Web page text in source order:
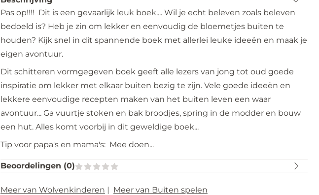
Pas op!!!! Dit is een gevaarlijk leuk boek.... Wil je echt beleven zoals beleven
bedoeld is? Heb je zin om lekker en eenvoudig de bloemetjes buiten te
houden? Kijk snel in dit spannende boek met allerlei leuke ideeën en maak je
eigen avontuur.
Dit schitteren vormgegeven boek geeft alle lezers van jong tot oud goede
inspiratie om lekker met elkaar buiten bezig te zijn. Vele goede ideeën en
lekkere eenvoudige recepten maken van het buiten leven een waar
avontuur... Ga vuurtje stoken en bak broodjes, spring in de modder en bouw
een hut. Alles komt voorbij in dit geweldige boek...
Tip voor papa's en mama's: Mee doen...
Beoordelingen (0)
Meer van Wolvenkinderen | Meer van Buiten spelen